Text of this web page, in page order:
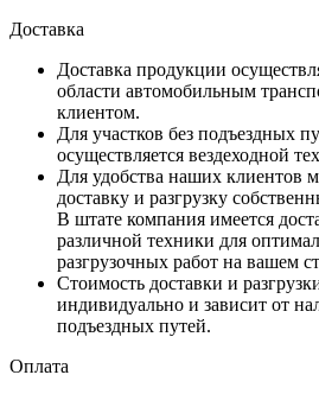
Доставка
Доставка продукции
области автомобильным
клиентом.
Для участков без подъездных
осуществляется вездеходной
Для удобства наших клиентов
доставку и разгрузку
В штате компания имеется
различной техники для
разгрузочных работ на вашем
Стоимость доставки и
индивидуально и зависит от
подъездных путей.
Оплата